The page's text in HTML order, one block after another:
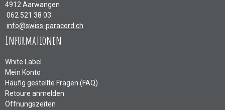
4912 Aarwangen
062 521 38 03
info@swiss-paracord.ch
Informationen
White Label
Mein Konto
Häufig gestellte Fragen (FAQ)
Retoure anmelden
Öffnungszeiten